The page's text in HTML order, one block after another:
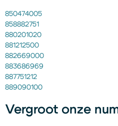
850474005
858882751
880201020
881212500
882669000
883686969
887751212
889090100
Vergroot onze